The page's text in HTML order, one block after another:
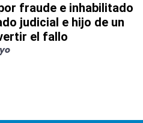
fraude e inhabilitado
judicial e hijo de un
el fallo